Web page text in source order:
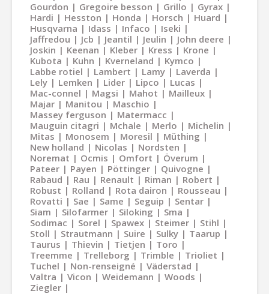
Gourdon
Gregoire besson Grillo
Gyrax
Hardi
Hesston Honda Horsch
Huard
Husqvarna
Idass Infaco
Iseki
Jaffredou
Jcb Jeantil Jeulin
John deere
Joskin
Keenan Kleber Kress
Krone
Kubota
Kuhn Kverneland
Kymco
Labbe rotiel
Lambert Lamy
Laverda
Lely
Lemken Lider Lipco
Lucas
Mac-connel
Magsi Mahot
Mailleux
Majar
Manitou
Maschio
Massey ferguson
Matermacc
Mauguin citagri
Mchale Merlo
Michelin
Mitas
Monosem Moresil
Müthing
New holland
Nicolas
Nordsten
Noremat
Ocmis Omfort
Överum
Pateer
Payen Pöttinger
Quivogne
Rabaud
Rau Renault Riman
Robert
Robust
Rolland Rota dairon
Rousseau
Rovatti
Sae Same Seguip
Sentar
Siam
Silofarmer Siloking
Sma
Sodimac
Sorel Spawex Steimer
Stihl
Stoll
Strautmann Suire Sulky
Taarup
Taurus
Thievin Tietjen
Toro
Treemme
Trelleborg Trimble
Trioliet
Tuchel
Non-renseigné
Väderstad
Valtra
Vicon Weidemann
Woods
Ziegler